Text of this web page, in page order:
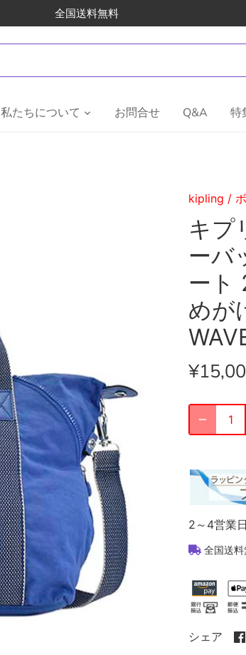
全国送料無料
私たちについて お問合せ Q&A 特
kipling /
キプ
ーバ
ート
めが
2～4営業
全国送
シェア